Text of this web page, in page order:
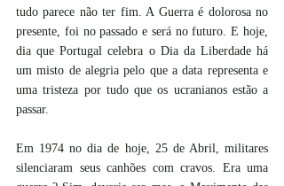
tudo parece não ter fim. A Guerra é dolorosa no
presente, foi no passado e será no futuro. E hoje,
dia que Portugal celebra o Dia da Liberdade há
um misto de alegria pelo que a data representa e
uma tristeza por tudo que os ucranianos estão a
passar.
Em 1974 no dia de hoje, 25 de Abril, militares
silenciaram seus canhões com cravos. Era uma